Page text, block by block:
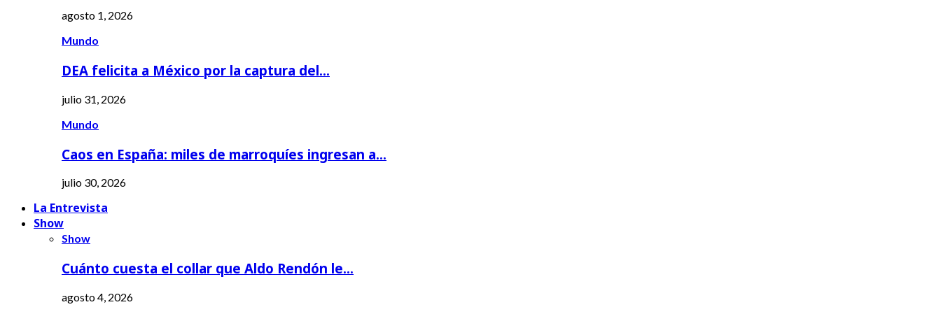
agosto 1, 2026
Mundo
DEA felicita a México por la captura del…
julio 31, 2026
Mundo
Caos en España: miles de marroquíes ingresan a…
julio 30, 2026
La Entrevista
Show
Show
Cuánto cuesta el collar que Aldo Rendón le…
agosto 4, 2026